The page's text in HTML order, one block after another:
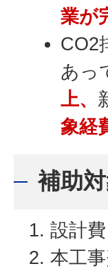
業が
CO2
あっ
上、
象経
補助
設計費
本工